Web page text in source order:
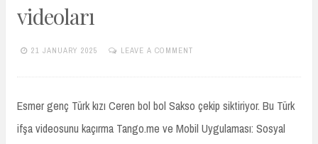
videoları
21 JANUARY 2025
LEAVE A COMMENT
Esmer genç Türk kızı Ceren bol bol Sakso çekip siktiriyor. Bu Türk
ifşa videosunu kaçırma Tango.me ve Mobil Uygulaması: Sosyal